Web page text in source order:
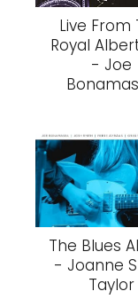
Live From
Royal
- Joe
The Blues
- Joanne
Taylor